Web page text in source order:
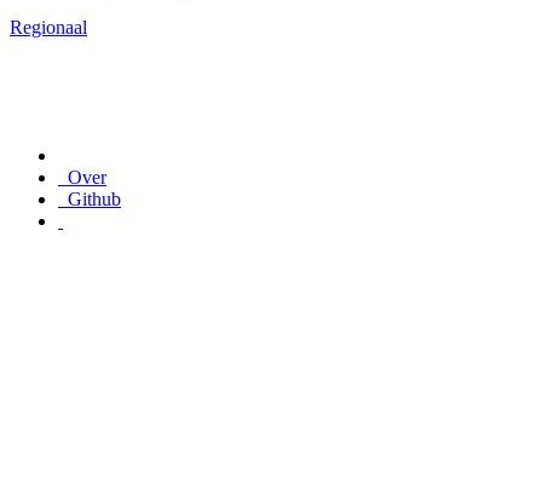
Regionaal
Over
Github